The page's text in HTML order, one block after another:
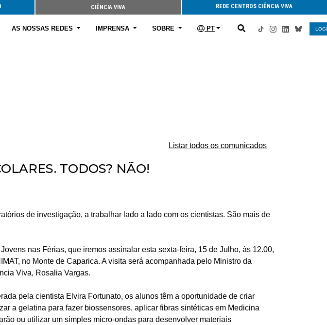
CIÊNCIA VIVA REDE CENTROS CIÊNCIA VIVA
AS NOSSAS REDES IMPRENSA SOBRE PT
Listar todos os comunicados
TODOS? NÃO!
de investigação, a trabalhar lado a lado com os cientistas. São mais de
nas Férias, que iremos assinalar esta sexta-feira, 15 de Julho, às 12.00,
no Monte de Caparica. A visita será acompanhada pelo Ministro da
Viva, Rosalia Vargas.
pela cientista Elvira Fortunato, os alunos têm a oportunidade de criar
a gelatina para fazer biossensores, aplicar fibras sintéticas em Medicina
ou utilizar um simples micro-ondas para desenvolver materiais